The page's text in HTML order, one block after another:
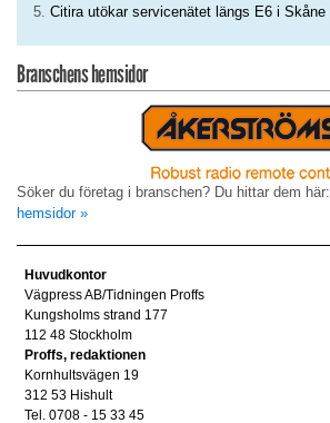
Citira utökar servicenätet längs E6 i Skåne
Branschens hemsidor
Söker du företag i branschen? Du hittar dem här:
hemsidor »
Huvudkontor
Vägpress AB/Tidningen Proffs
Kungsholms strand 177
112 48 Stockholm
Proffs, redaktionen
Kornhultsvägen 19
312 53 Hishult
Tel. 0708 - 15 33 45